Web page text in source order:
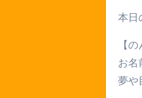
本日
【
お名
夢や